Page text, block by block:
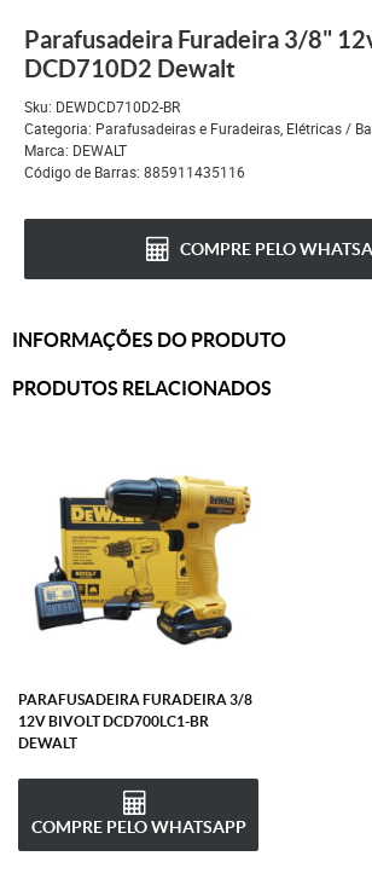
Parafusadeira Furadeira 3/8"
DCD710D2 Dewalt
Sku: DEWDCD710D2-BR
Categoria: Parafusadeiras e Furadeiras, Elétricas /
Marca: DEWALT
Código de Barras: 885911435116
COMPRE PELO
INFORMAÇÕES DO PRODUTO
PRODUTOS RELACIONADOS
PARAFUSADEIRA FURADEIRA 3/8
12V BIVOLT DCD700LC1-BR
DEWALT
COMPRE PELO WHATSAPP